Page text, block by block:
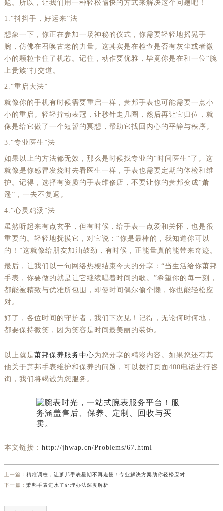
题。所以，让我们用一种轻松愉快的方式来解决这个问题吧！
1.“抖抖手，好运来”法
想象一下，你正在参加一场神秘的仪式，你需要轻轻地摇晃手
腕，仿佛在召唤古老的力量。这其实是在检查是否有灰尘或者微
小的颗粒卡住了机芯。记住，动作要优雅，毕竟你是在和一位“腕
上贵族”打交道。
2.“重启大法”
就像你的手机有时候需要重启一样，萧邦手表也可能需要一点小
小的重启。轻轻拧动表冠，让秒针走几圈，然后再让它归位，就
像是给它做了一个短暂的冥想，帮助它找回内心的平静与秩序。
3.“专业医生”法
如果以上的方法都无效，那么是时候找专业的“时间医生”了。这
就像是你感冒发烧时去看医生一样，手表也需要定期的体检和维
护。记得，选择有资质的手表维修店，不要让你的萧邦变成“萧
遥”，一去不复返。
4.“心灵鸡汤”法
虽然听起来有点玄乎，但有时候，给手表一点爱和关怀，也是很
重要的。轻轻地抚摸它，对它说：“你是最棒的，我知道你可以
的！”这就像给朋友加油鼓劲，有时候，正能量真的能带来奇迹。
最后，让我们以一句网络热梗结束今天的分享：“当生活给你萧邦
手表，你要做的就是让它继续唱着时间的歌。”希望你的每一刻，
都能被精致与优雅所包围，即使时间偶尔偷个懒，你也能轻松应
对。
好了，各位时间的守护者，我们下次见！记得，无论何时何地，
都要保持微笑，因为笑容是时间最美丽的装饰。
以上就是萧邦保养服务中心为您分享的精彩内容。如果您还有其
他关于萧邦手表维护和保养的问题，可以拨打页面400电话进行咨
询，我们将竭诚为您服务。
本文链接： http://jhwap.cn/Problems/67.html
上一篇： 精准调校，让萧邦手表星期不再走慢！专业解决方案助你轻松应对
下一篇： 萧邦手表进水了处理办法深度解析